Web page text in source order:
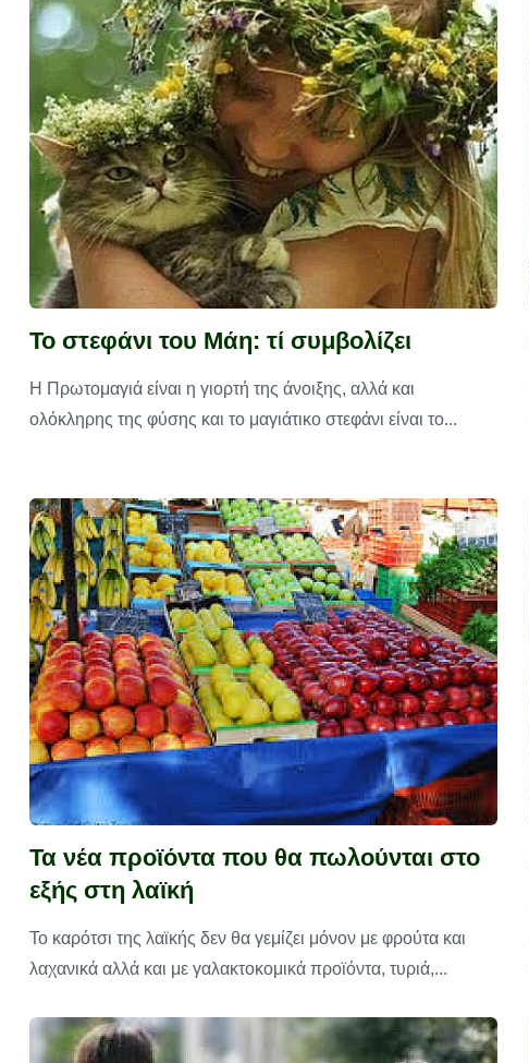
Το στεφάνι του Μάη: τί συμβολίζει
Η Πρωτομαγιά είναι η γιορτή της άνοιξης, αλλά και
ολόκληρης της φύσης και το μαγιάτικο στεφάνι είναι το...
Τα νέα προϊόντα που θα πωλούνται στο
εξής στη λαϊκή
Το καρότσι της λαϊκής δεν θα γεμίζει μόνον με φρούτα και
λαχανικά αλλά και με γαλακτοκομικά προϊόντα, τυριά,...